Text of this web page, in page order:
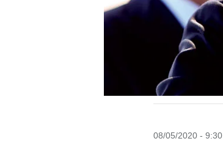
08/05/2020 - 9:30